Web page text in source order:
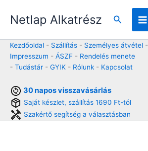
Netlap Alkatrész Keresés
Kezdőoldal - Szállítás - Személyes átvétel -
Impresszum - ÁSZF - Rendelés menete
- Tudástár - GYIK - Rólunk - Kapcsolat
30 napos visszavásárlás
Saját készlet, szállítás 1690 Ft-tól
Szakértő segítség a választásban